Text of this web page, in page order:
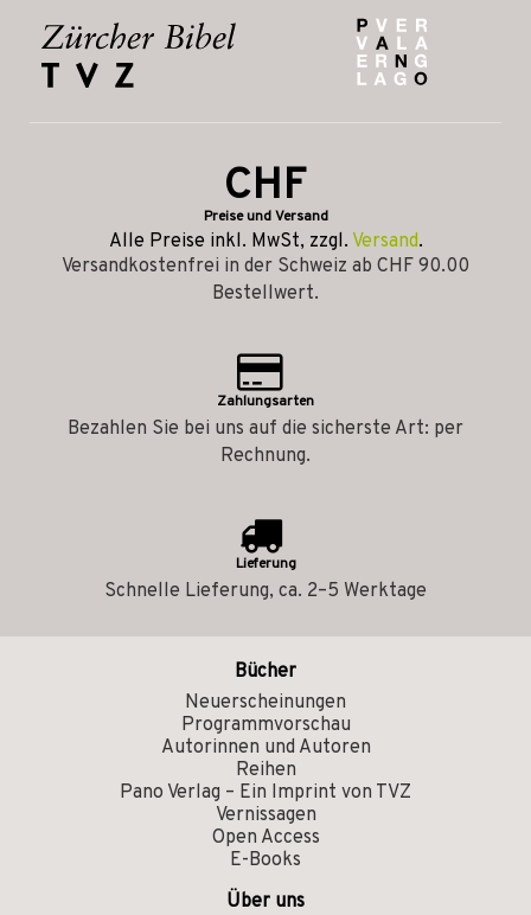
CHF
Preise und Versand
Alle Preise inkl. MwSt, zzgl. Versand.
Versandkostenfrei in der Schweiz ab CHF 90.00
Bestellwert.
Zahlungsarten
Bezahlen Sie bei uns auf die sicherste Art: per
Rechnung.
Lieferung
Schnelle Lieferung, ca. 2–5 Werktage
Bücher
Neuerscheinungen
Programmvorschau
Autorinnen und Autoren
Reihen
Pano Verlag – Ein Imprint von TVZ
Vernissagen
Open Access
E-Books
Über uns